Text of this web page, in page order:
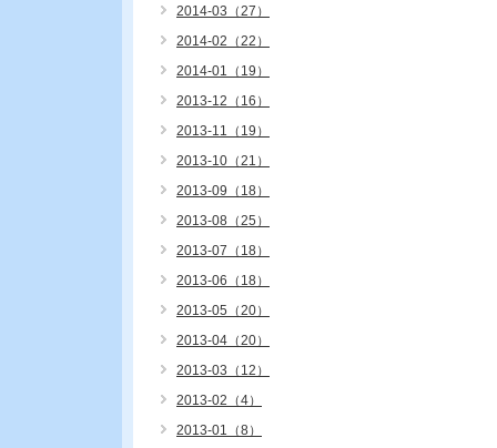
2014-03（27）
2014-02（22）
2014-01（19）
2013-12（16）
2013-11（19）
2013-10（21）
2013-09（18）
2013-08（25）
2013-07（18）
2013-06（18）
2013-05（20）
2013-04（20）
2013-03（12）
2013-02（4）
2013-01（8）